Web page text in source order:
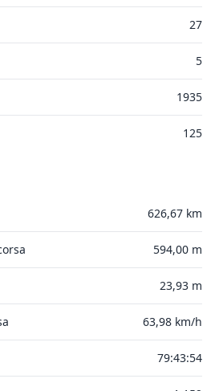
27
5
1935
125
626,67 km
594,00 m
23,93 m
63,98 km/h
79:43:54